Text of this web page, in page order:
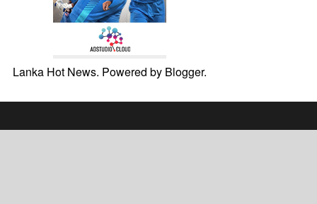
Lanka Hot News. Powered by Blogger.